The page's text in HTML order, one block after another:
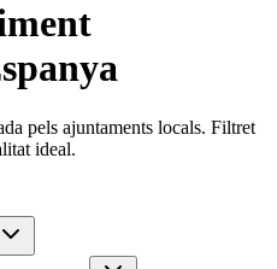
pels ajuntaments locals. Filtret
ideal.